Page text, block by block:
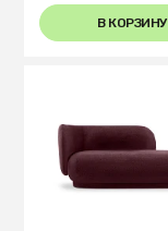
В КОРЗИНУ